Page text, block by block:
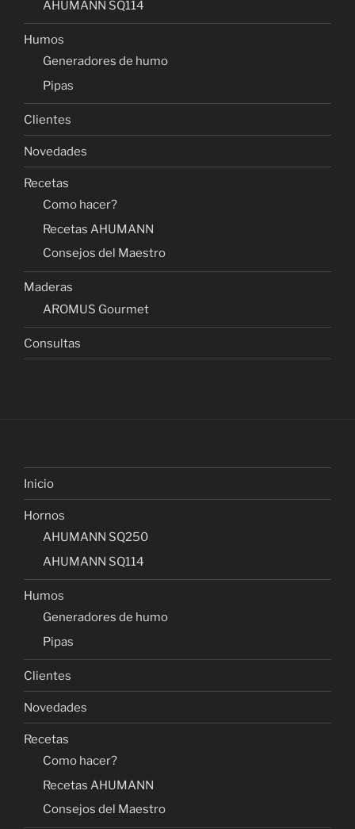
AHUMANN SQ114
Humos
Generadores de humo
Pipas
Clientes
Novedades
Recetas
Como hacer?
Recetas AHUMANN
Consejos del Maestro
Maderas
AROMUS Gourmet
Consultas
Inicio
Hornos
AHUMANN SQ250
AHUMANN SQ114
Humos
Generadores de humo
Pipas
Clientes
Novedades
Recetas
Como hacer?
Recetas AHUMANN
Consejos del Maestro